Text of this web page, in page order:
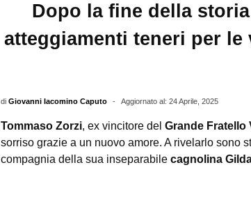
Dopo la fine della
atteggiamenti teneri per
di Giovanni Iacomino Caputo - Aggiornato al: 24 Aprile, 2025
Tommaso Zorzi, ex vincitore del Grande Fratello
sorriso grazie a un nuovo amore. A rivelarlo sono
compagnia della sua inseparabile cagnolina